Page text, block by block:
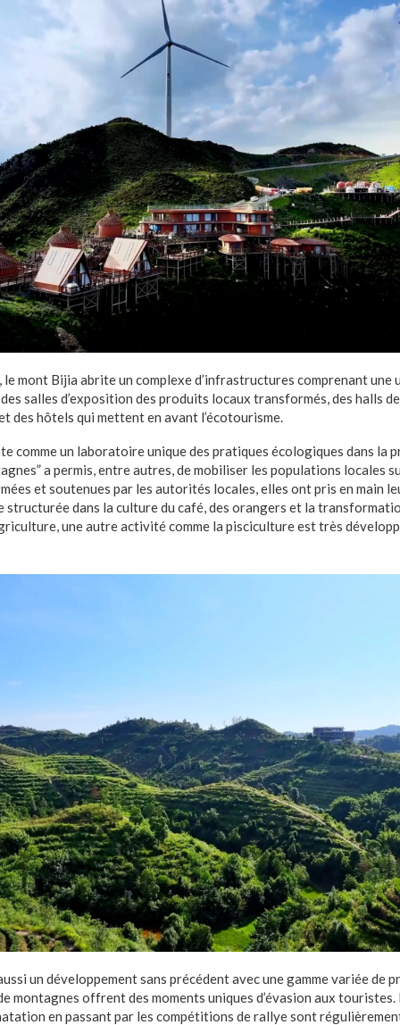
le mont Bijia abrite un complexe d’infrastructures comprenant une
salles d’exposition des produits locaux transformés, des halls
des hôtels qui mettent en avant l’écotourisme.
comme un laboratoire unique des pratiques écologiques dans la
a permis, entre autres, de mobiliser les populations locales
et soutenues par les autorités locales, elles ont pris en main
structurée dans la culture du café, des orangers et la
une autre activité comme la pisciculture est très
un développement sans précédent avec une gamme variée de
montagnes offrent des moments uniques d’évasion aux
en passant par les compétitions de rallye sont